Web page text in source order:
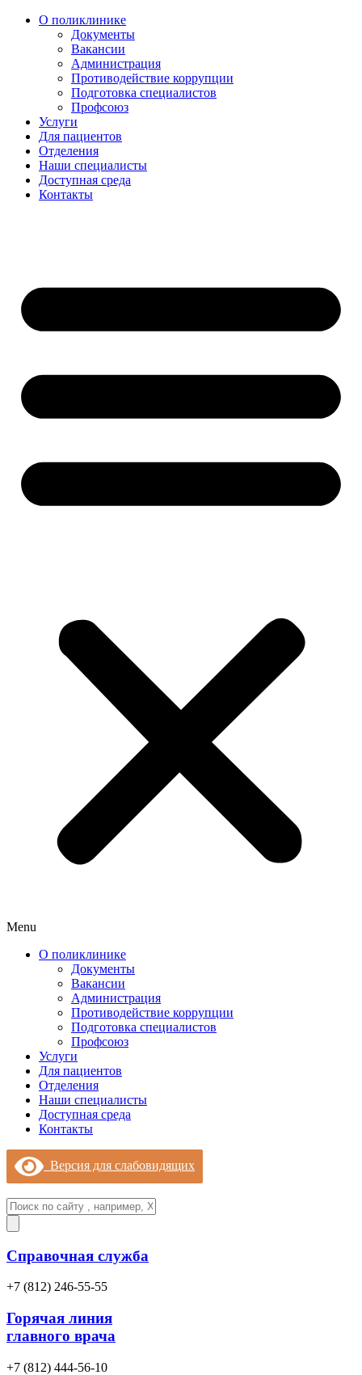
О поликлинике
Документы
Вакансии
Администрация
Противодействие коррупции
Подготовка специалистов
Профсоюз
Услуги
Для пациентов
Отделения
Наши специалисты
Доступная среда
Контакты
Menu
О поликлинике
Документы
Вакансии
Администрация
Противодействие коррупции
Подготовка специалистов
Профсоюз
Услуги
Для пациентов
Отделения
Наши специалисты
Доступная среда
Контакты
Версия для слабовидящих
Справочная служба
+7 (812) 246-55-55
Горячая линия
главного врача
+7 (812) 444-56-10